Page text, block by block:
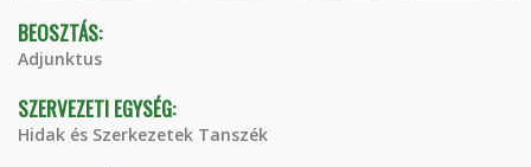
BEOSZTÁS:
Adjunktus
SZERVEZETI EGYSÉG:
Hidak és Szerkezetek Tanszék